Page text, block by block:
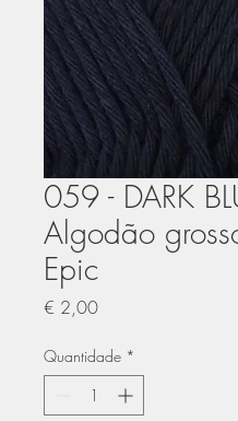
059 - DARK
Algodão
Epic
€ 2,00Preço
Quantidade *